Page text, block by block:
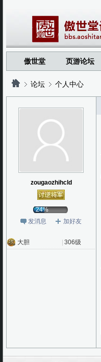
傲世堂 页游论坛
论坛 个人中心
zougaozhihcld
24%
发消息
加好友
大胆 306级